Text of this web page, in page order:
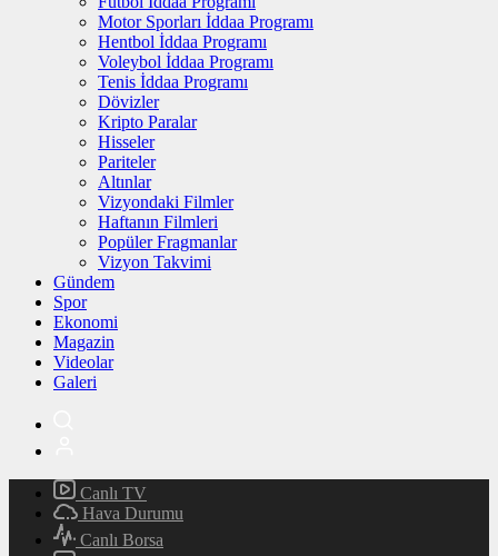
Motor Sporları İddaa Programı
Hentbol İddaa Programı
Voleybol İddaa Programı
Tenis İddaa Programı
Dövizler
Kripto Paralar
Hisseler
Pariteler
Altınlar
Vizyondaki Filmler
Haftanın Filmleri
Popüler Fragmanlar
Vizyon Takvimi
Gündem
Spor
Ekonomi
Magazin
Videolar
Galeri
Canlı TV
Hava Durumu
Canlı Borsa